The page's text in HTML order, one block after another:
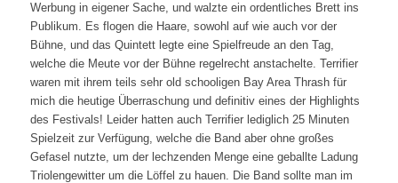
Werbung in eigener Sache, und walzte ein ordentliches Brett ins
Publikum. Es flogen die Haare, sowohl auf wie auch vor der
Bühne, und das Quintett legte eine Spielfreude an den Tag,
welche die Meute vor der Bühne regelrecht anstachelte. Terrifier
waren mit ihrem teils sehr old schooligen Bay Area Thrash für
mich die heutige Überraschung und definitiv eines der Highlights
des Festivals! Leider hatten auch Terrifier lediglich 25 Minuten
Spielzeit zur Verfügung, welche die Band aber ohne großes
Gefasel nutzte, um der lechzenden Menge eine geballte Ladung
Triolengewitter um die Löffel zu hauen. Die Band sollte man im